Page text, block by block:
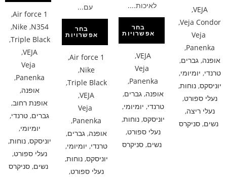
VEJA
,
Veja Condor
,
Veja
Panenka
,
אופנה,גברים,
טרנדי, יומיומי,
יוניסקס,נוחות,
נעלי ספורט,
נעלי ריצה,
נשים, סניקרס
לאיכות....
בחר
אפשרויות
VEJA
,
Veja
Panenka
,
אופנה,גברים,
טרנדי, יומיומי,
יוניסקס,נוחות,
נעלי ספורט,
נשים, סניקרס
עם...
בחר
אפשרויות
Air force 1
,
Nike
,
Triple Black
,
VEJA
,
Veja
Panenka
,
אופנה,גברים,
טרנדי, יומיומי,
יוניסקס,נוחות,
נעלי ספורט,
Air force 1
,
N354
,
Nike
,
Triple Black
,
VEJA
,
Veja
Panenka
,
אופנה,
אופנת רחוב,
גברים, טרנדי,
יומיומי,
יוניסקס,נוחות,
נעלי ספורט,
נשים, סניקרס